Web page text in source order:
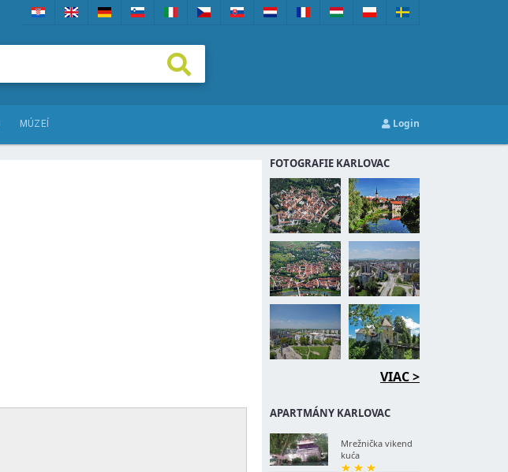
MÚZEÍ Login
FOTOGRAFIE KARLOVAC
VIAC >
APARTMÁNY KARLOVAC
Mrežnička vikend
kuća